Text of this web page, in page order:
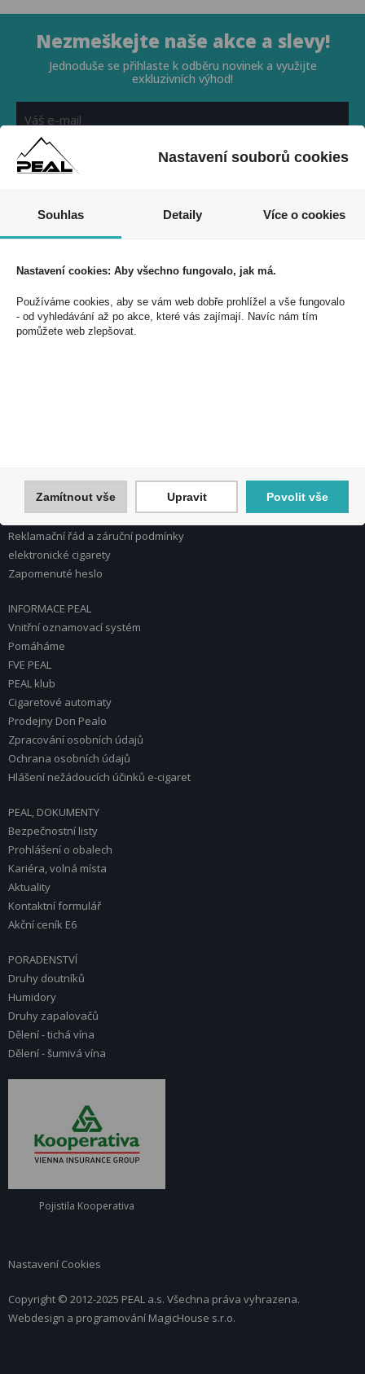
Nezmeškejte naše akce a slevy!
Jednoduše se přihlaste k odběru novinek a využijte
exkluzivních výhod!
PEAL a.s.
U Plynárny 412/101
101 00 Praha 10
Česká republika
Nápověda k registraci a nákupu
Obchodní podmínky
Reklamace
Reklamační řád a záruční podmínky
elektronické cigarety
Zapomenuté heslo
INFORMACE PEAL
Vnitřní oznamovací systém
Pomáháme
FVE PEAL
PEAL klub
Cigaretové automaty
Prodejny Don Pealo
Zpracování osobních údajů
Ochrana osobních údajů
Hlášení nežádoucích účinků e-cigaret
PEAL, DOKUMENTY
Bezpečnostní listy
Prohlášení o obalech
Kariéra, volná místa
Aktuality
Kontaktní formulář
Akční ceník E6
PORADENSTVÍ
Druhy doutníků
Humidory
Druhy zapalovačů
Dělení - tichá vína
Dělení - šumivá vína
Pojistila Kooperativa
Nastavení Cookies
Copyright © 2012-2025 PEAL a.s. Všechna práva vyhrazena.
Webdesign a programování MagicHouse s.r.o.
Nastavení souborů cookies
Souhlas Detaily Více o cookies
Nastavení cookies: Aby všechno fungovalo, jak má.
Používáme cookies, aby se vám web dobře prohlížel a vše fungovalo
- od vyhledávání až po akce, které vás zajímají. Navíc nám tím
pomůžete web zlepšovat.
Zamítnout vše Upravit Povolit vše